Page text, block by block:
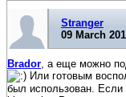
Stranger
09 March
Brador, а еще можно
Или готовым
был использован. Если